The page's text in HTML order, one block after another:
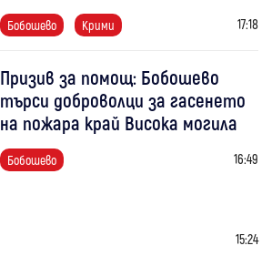
Бобошево Крими 17:18
Призив за помощ: Бобошево
търси доброволци за гасенето
на пожара край Висока могила
Бобошево 16:49
15:24